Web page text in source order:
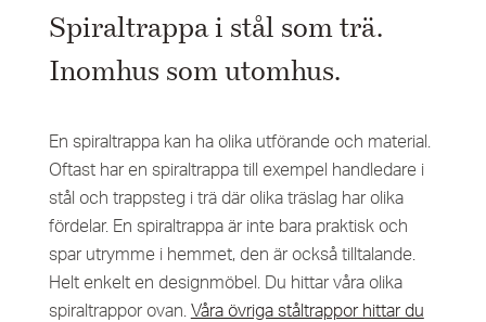
Spiraltrappa i stål som trä.
Inomhus som utomhus.
En spiraltrappa kan ha olika utförande och material.
Oftast har en spiraltrappa till exempel handledare i
stål och trappsteg i trä där olika träslag har olika
fördelar. En spiraltrappa är inte bara praktisk och
spar utrymme i hemmet, den är också tilltalande.
Helt enkelt en designmöbel. Du hittar våra olika
spiraltrappor ovan. Våra övriga ståltrappor hittar du